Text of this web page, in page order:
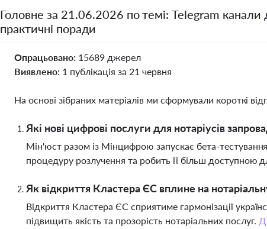
Головне за 21.06.2026 по темі: Telegram канали
практичні поради
Опрацьовано: 15689 джерел
Виявлено: 1 публікація за 21 червня
На основі зібраних матеріалів ми сформували короткі
Які нові цифрові послуги для нотаріусів
Мін'юст разом із Мінцифрою запускає бета-
процедуру розлучення та робить її більш доступною
Як відкриття Кластера ЄС вплине на
Відкриття Кластера ЄС сприятиме гармонізації
підвищить якість та прозорість нотаріальних послуг.